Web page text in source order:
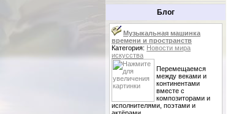
Блог
Музыкальная машинка
времени и пространств
Категория: Новости мира
искусства
Перемещаемся
между веками и
континентами
вместе с
композиторами и
исполнителями, поэтами и